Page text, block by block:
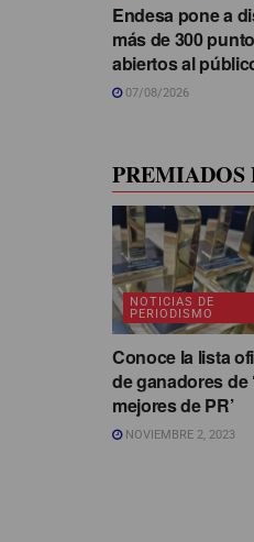
Endesa pone a
más de 300
abiertos al
07/08/2026
PREMIADOS
NOTICIAS DE
PERIODISMO
Conoce la lista
de ganadores de
mejores de PR’
NOVIEMBRE 2, 2023